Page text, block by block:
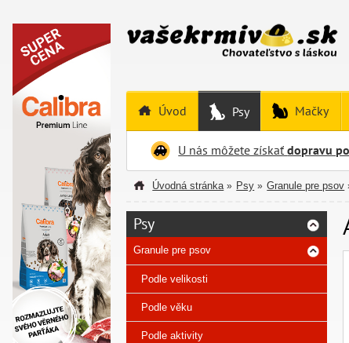
Úvod Psy Mačky
U nás môžete získaťdopravu
Úvodná stránka » Psy » Granule pre psov
Psy
Granule pre psov
Podle velikosti
Podle věku
Podle aktivity